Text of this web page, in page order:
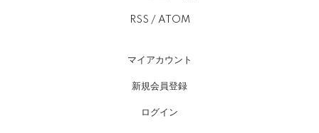
RSS / ATOM
マイアカウント
新規会員登録
ログイン